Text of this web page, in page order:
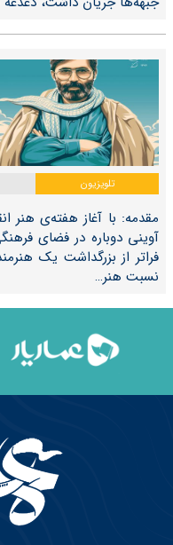
تلویزیون
مقدمه: با آغاز هفته‌ی هنر
آوینی دوباره در فضای
فراتر از بزرگداشت یک
نسبت هنر…